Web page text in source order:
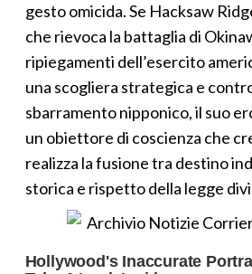
gesto omicida. Se Hacksaw
che rievoca la battaglia di
ripiegamenti dell’esercito
una scogliera strategica e
sbarramento nipponico, il suo
un obiettore di coscienza che
realizza la fusione tra destino
storica e rispetto della legge